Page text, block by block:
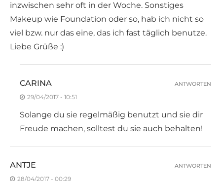
inzwischen sehr oft in der Woche. Sonstiges
Makeup wie Foundation oder so, hab ich nicht so
viel bzw. nur das eine, das ich fast täglich benutze.
Liebe Grüße :)
CARINA
29/04/2017 - 10:51
Solange du sie regelmäßig benutzt und sie dir
Freude machen, solltest du sie auch behalten!
ANTWORTEN
ANTJE
28/04/2017 - 00:29
ANTWORTEN